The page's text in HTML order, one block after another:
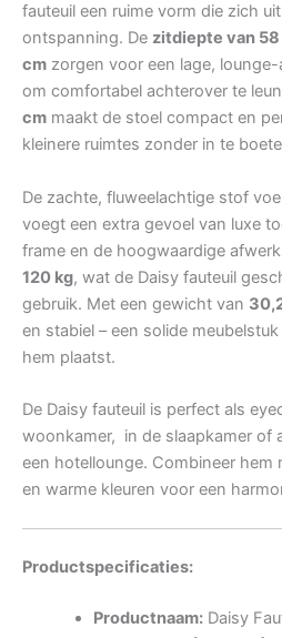
fauteuil een ruime vorm die zich
ontspanning. De zitdiepte van
cm zorgen voor een lage,
om comfortabel achterover te
cm maakt de stoel compact en
kleinere ruimtes zonder in te
De zachte, fluweelachtige stof
voegt een extra gevoel van luxe
frame en de hoogwaardige
120 kg, wat de Daisy fauteuil
gebruik. Met een gewicht van
en stabiel – een solide
hem plaatst.
De Daisy fauteuil is perfect als
woonkamer, in de slaapkamer of
een hotellounge. Combineer hem
en warme kleuren voor een
Productspecificaties:
Productnaam:Daisy